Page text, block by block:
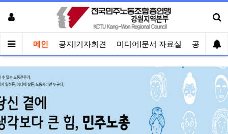
메인 공지|기자회견 미디어|문서 자료실 공유게시